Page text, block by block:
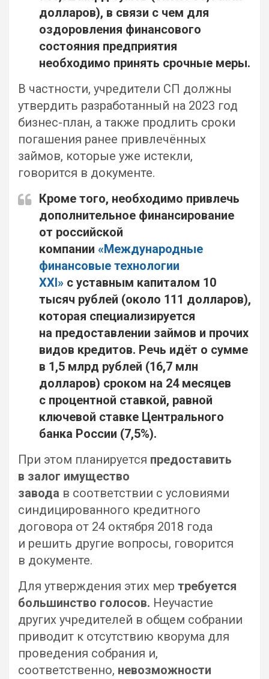
долларов), в связи с чем для
оздоровления финансового
состояния предприятия
необходимо принять срочные меры.
В частности, учредители СП должны
утвердить разработанный на 2023 год
бизнес-план, а также продлить сроки
погашения ранее привлечённых
займов, которые уже истекли,
говорится в документе.
Кроме того, необходимо привлечь
дополнительное финансирование
от российской
компании «Международные
финансовые технологии
XXI» с уставным капиталом 10
тысяч рублей (около 111 долларов),
которая специализируется
на предоставлении займов и прочих
видов кредитов. Речь идёт о сумме
в 1,5 млрд рублей (16,7 млн
долларов) сроком на 24 месяцев
с процентной ставкой, равной
ключевой ставке Центрального
банка России (7,5%).
При этом планируется предоставить
в залог имущество
завода в соответствии с условиями
синдицированного кредитного
договора от 24 октября 2018 года
и решить другие вопросы, говорится
в документе.
Для утверждения этих мер требуется
большинство голосов. Неучастие
других учредителей в общем собрании
приводит к отсутствию кворума для
проведения собрания и,
соответственно, невозможности